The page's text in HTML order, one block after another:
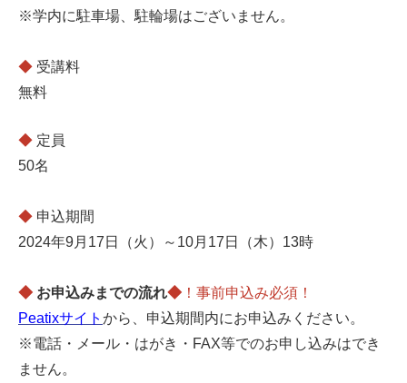
※学内に駐車場、駐輪場はございません。
◆ 受講料
無料
◆ 定員
50名
◆ 申込期間
2024年9月17日（火）～10月17日（木）13時
◆ お申込みまでの流れ◆ ！事前申込み必須！
Peatixサイト から、申込期間内にお申込みください。
※電話・メール・はがき・FAX等でのお申し込みはでき
ません。